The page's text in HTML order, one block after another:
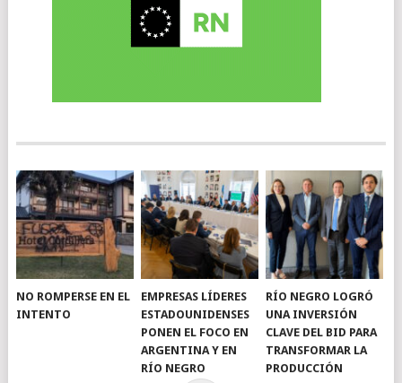
NO ROMPERSE EN EL
INTENTO
EMPRESAS LÍDERES
ESTADOUNIDENSES
PONEN EL FOCO EN
ARGENTINA Y EN
RÍO NEGRO
RÍO NEGRO LOGRÓ
UNA INVERSIÓN
CLAVE DEL BID PARA
TRANSFORMAR LA
PRODUCCIÓN